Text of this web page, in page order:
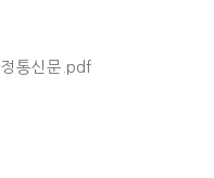
통신문.pdf